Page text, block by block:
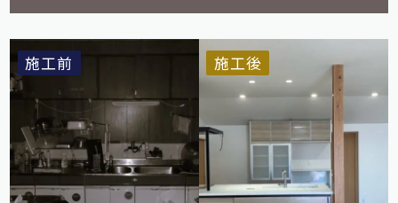
施工前 施工後